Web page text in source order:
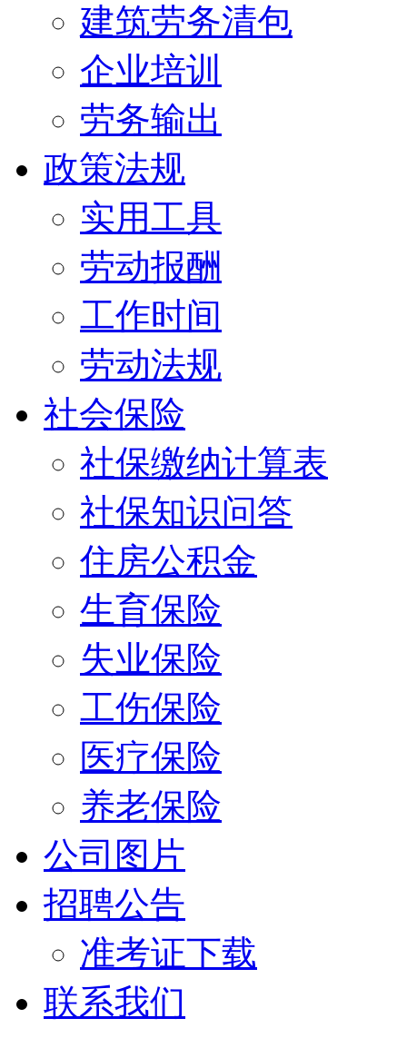
建筑劳务清包
企业培训
劳务输出
政策法规
实用工具
劳动报酬
工作时间
劳动法规
社会保险
社保缴纳计算表
社保知识问答
住房公积金
生育保险
失业保险
工伤保险
医疗保险
养老保险
公司图片
招聘公告
准考证下载
联系我们